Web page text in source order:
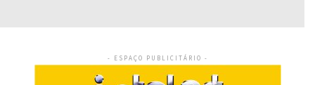
- ESPAÇO PUBLICITÁRIO -